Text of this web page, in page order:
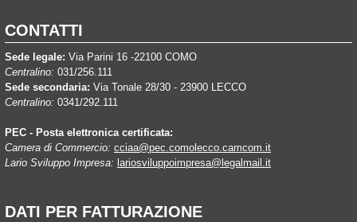
CONTATTI
Sede legale: Via Parini 16 -22100 COMO
Centralino: 031/256.111
Sede secondaria: Via Tonale 28/30 - 23900 LECCO
Centralino: 0341/292.111
PEC - Posta elettronica certificata:
Camera di Commercio: cciaa@pec.comolecco.camcom.it
Lario Sviluppo Impresa: lariosviluppoimpresa@legalmail.it
DATI PER FATTURAZIONE